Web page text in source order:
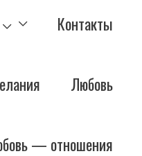
Контакты
Любовь
— отношения